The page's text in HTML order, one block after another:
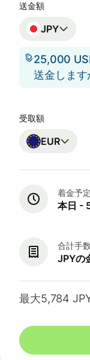
送金額
JPY
25,000
送金します
受取額
EUR
着金予
本日 -
合計手
JPYの
最大5,784